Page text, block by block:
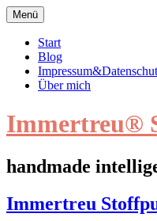
Zum
Inhalt
springen
Menü
Start
Blog
Über mich
Immertreu®
handmade
Immertreu
Stoffpuppe
Immertreu